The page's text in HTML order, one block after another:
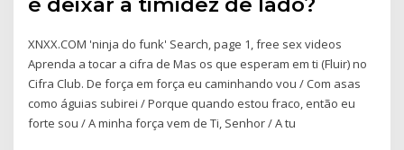
XNXX.COM 'ninja do funk' Search, page 1, free sex videos
Aprenda a tocar a cifra de Mas os que esperam em ti (Fluir) no
Cifra Club. De força em força eu caminhando vou / Com asas
como águias subirei / Porque quando estou fraco, então eu
forte sou / A minha força vem de Ti, Senhor / A tu